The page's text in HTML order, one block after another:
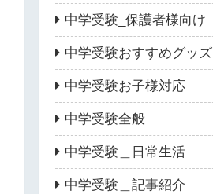
中学受験_保護者様向け
中学受験おすすめグッズ
中学受験お子様対応
中学受験全般
中学受験＿日常生活
中学受験＿記事紹介